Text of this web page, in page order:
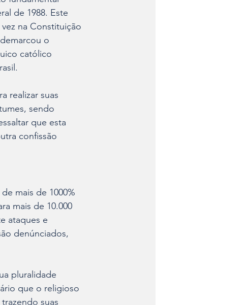
de 1988. Este
na Constituição
o
católico
realizar suas
sendo
que esta
confissão
mais de 1000%
mais de 10.000
ataques e
denúnciados,
pluralidade
que o religioso
suas